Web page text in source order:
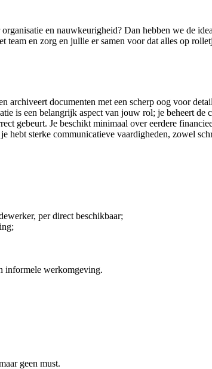
en nauwkeurigheid? Dan hebben we de
team en zorg en jullie er samen voor dat alles op
documenten met een scherp oog voor
is een belangrijk aspect van jouw rol; je beheert
gebeurt. Je beschikt minimaal over eerdere
hebt sterke communicatieve vaardigheden, zowel
per direct beschikbaar;
informele werkomgeving.
geen must.